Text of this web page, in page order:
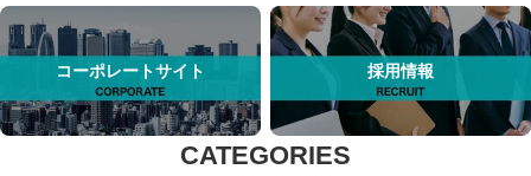
コーポレートサイト 採用情報